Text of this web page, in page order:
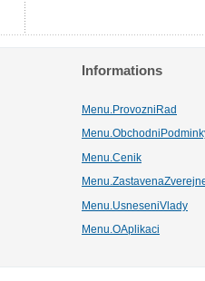
Informations
Menu.ProvozniRad
Menu.Cenik
Menu.UsneseniVlady
Menu.OAplikaci